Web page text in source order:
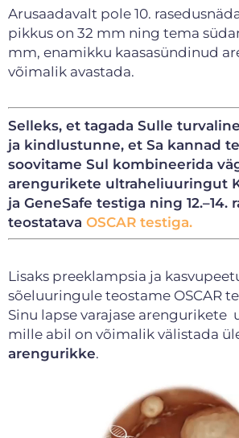
Arusaadavalt pole 10.
pikkus on 32 mm ning tema
mm, enamikku kaasasündinud
võimalik avastada.
Selleks, et tagada Sulle
ja kindlustunne, et Sa kannad
soovitame Sul kombineerida
arengurikete ultraheliuuringut
ja GeneSafe testiga ning 12.–14.
teostatava OSCAR testiga.
Lisaks preeklampsia ja
sõeluuringule teostame OSCAR
Sinu lapse varajase arengurikete
mille abil on võimalik välistada
arengurikke.